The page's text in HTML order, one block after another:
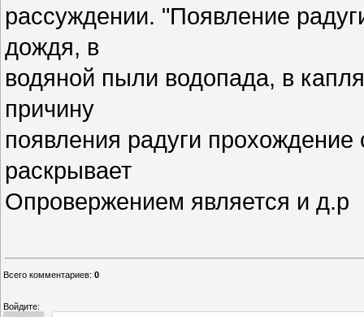
рассуждении. "Появление
дождя, в
водяной пыли водопада, в
причину
появления радуги
раскрывает
Опровержением является и д.р
Всего комментариев: 0
Войдите: